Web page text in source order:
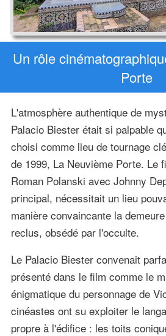
Un rôle
Porte
L'atmosphère authentique de
Palacio Biester était si palpable
choisi comme lieu de tournage
de 1999, La Neuvième Porte. Le
Roman Polanski avec Johnny
principal, nécessitait un lieu
manière convaincante la
reclus, obsédé par l'occulte.
Le Palacio Biester convenait
présenté dans le film comme le
énigmatique du personnage de
cinéastes ont su exploiter le
propre à l'édifice : les toits